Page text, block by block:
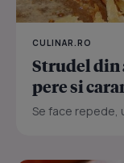
CULINAR.RO
Strudel din
pere si
Se face repede,